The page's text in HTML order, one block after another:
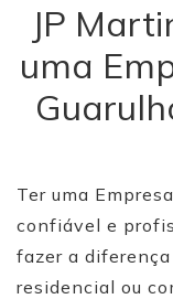
JP
uma
Ter uma
confiável e
fazer a
residencial ou